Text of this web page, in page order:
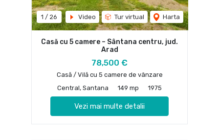
1 / 26 Video Tur virtual Harta
Casă cu 5 camere – Sântana centru, jud.
Arad
78,500 €
Casă / Vilă cu 5 camere de vânzare
Central, Santana
149 mp 1975
Vezi mai multe detalii